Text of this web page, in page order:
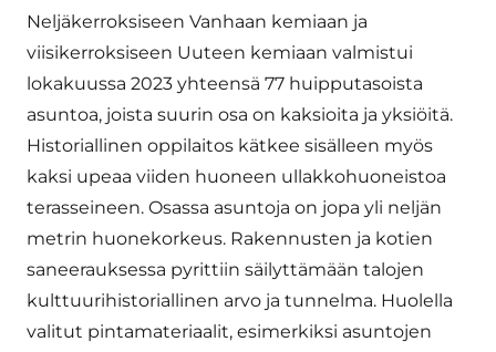
Neljäkerroksiseen Vanhaan kemiaan ja
viisikerroksiseen Uuteen kemiaan valmistui
lokakuussa 2023 yhteensä 77 huipputasoista
asuntoa, joista suurin osa on kaksioita ja yksiöitä.
Historiallinen oppilaitos kätkee sisälleen myös
kaksi upeaa viiden huoneen ullakkohuoneistoa
terasseineen. Osassa asuntoja on jopa yli neljän
metrin huonekorkeus. Rakennusten ja kotien
saneerauksessa pyrittiin säilyttämään talojen
kulttuurihistoriallinen arvo ja tunnelma. Huolella
valitut pintamateriaalit, esimerkiksi asuntojen